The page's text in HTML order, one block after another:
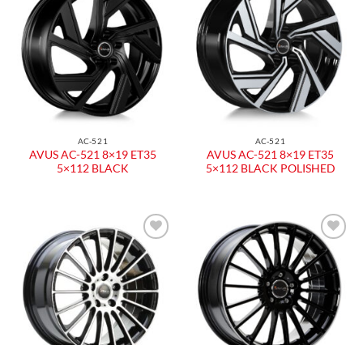
Aggiungi
alla lista
dei
desideri
AC-521
AVUS AC-521 8×19 ET35
5×112 BLACK
Aggiungi
alla lista
dei
desideri
AC-521
AVUS AC-521 8×19 ET35
5×112 BLACK POLISHED
Aggiungi
alla lista
dei
desideri
Aggiungi
alla lista
dei
desideri